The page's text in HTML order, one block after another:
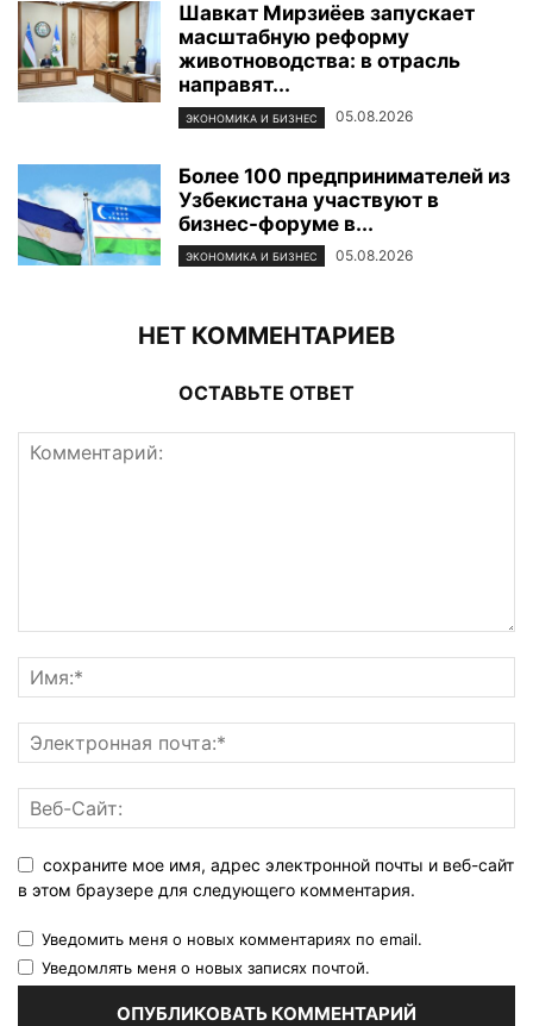
Шавкат Мирзиёев запускает
масштабную реформу
животноводства: в отрасль
направят...
ЭКОНОМИКА И БИЗНЕС 05.08.2026
Более 100 предпринимателей из
Узбекистана участвуют в
бизнес-форуме в...
ЭКОНОМИКА И БИЗНЕС 05.08.2026
НЕТ КОММЕНТАРИЕВ
ОСТАВЬТЕ ОТВЕТ
сохраните мое имя, адрес электронной почты и веб-сайт
в этом браузере для следующего комментария.
Уведомить меня о новых комментариях по email.
Уведомлять меня о новых записях почтой.